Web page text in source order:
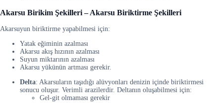
Akarsu Birikim Şekilleri – Akarsu Biriktirme Şekilleri
Akarsuyun biriktirme yapabilmesi için:
Yatak eğiminin azalması
Akarsu akış hızının azalması
Suyun miktarının azalması
Akarsu yükünün artması gerekir.
Delta: Akarsuların taşıdığı alüvyonları denizin içinde biriktirmesi
sonucu oluşur. Verimli arazilerdir. Deltanın oluşabilmesi için:
Gel-git olmaması gerekir